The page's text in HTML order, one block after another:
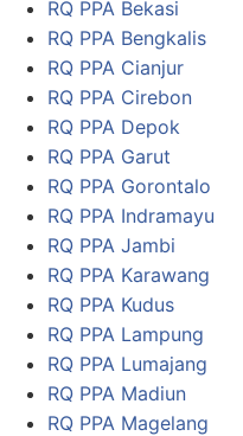
RQ PPA Bekasi
RQ PPA Bengkalis
RQ PPA Cianjur
RQ PPA Cirebon
RQ PPA Depok
RQ PPA Garut
RQ PPA Gorontalo
RQ PPA Indramayu
RQ PPA Jambi
RQ PPA Karawang
RQ PPA Kudus
RQ PPA Lampung
RQ PPA Lumajang
RQ PPA Madiun
RQ PPA Magelang